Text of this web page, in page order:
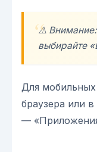
⚠️ Внимание:
выбирайте
Для мобильных
браузера или
—